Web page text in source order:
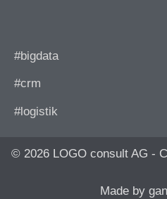
#bigdata
#crm
#logistik
© 2026 LOGO consult AG -
Made by